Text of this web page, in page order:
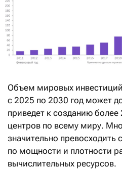
Объем мировых
с 2025 по 2030 год может
приведет к созданию более
центров по всему миру.
значительно
по мощности и плотности
вычислительных ресурсов.